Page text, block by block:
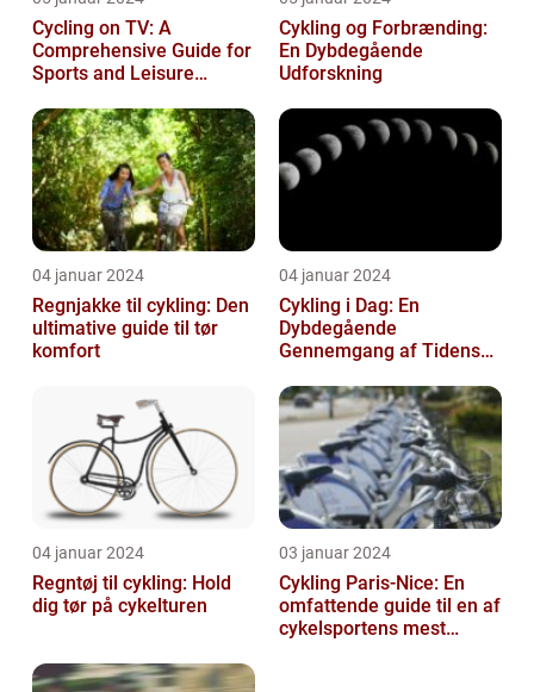
Cycling on TV: A
Comprehensive Guide for
Sports and Leisure
Cykling og Forbrænding:
En Dybdegående
Udforskning
04 januar 2024
Regnjakke til cykling: Den
ultimative guide til tør
komfort
04 januar 2024
Cykling i Dag: En
Dybdegående
Gennemgang af Tidens
04 januar 2024
Regntøj til cykling: Hold
dig tør på cykelturen
03 januar 2024
Cykling Paris-Nice: En
omfattende guide til en af
cykelsportens mest